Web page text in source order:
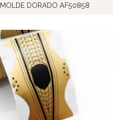
MOLDE DORADO AF50858